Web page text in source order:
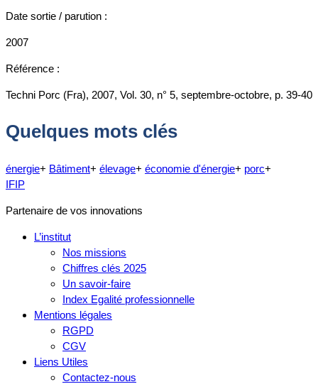
Date sortie / parution :
2007
Référence :
Techni Porc (Fra), 2007, Vol. 30, n° 5, septembre-octobre, p. 39-40
Quelques mots clés
énergie+ Bâtiment+ élevage+ économie d'énergie+ porc+
IFIP
Partenaire de vos innovations
L’institut
Nos missions
Chiffres clés 2025
Un savoir-faire
Index Egalité professionnelle
Mentions légales
RGPD
CGV
Liens Utiles
Contactez-nous